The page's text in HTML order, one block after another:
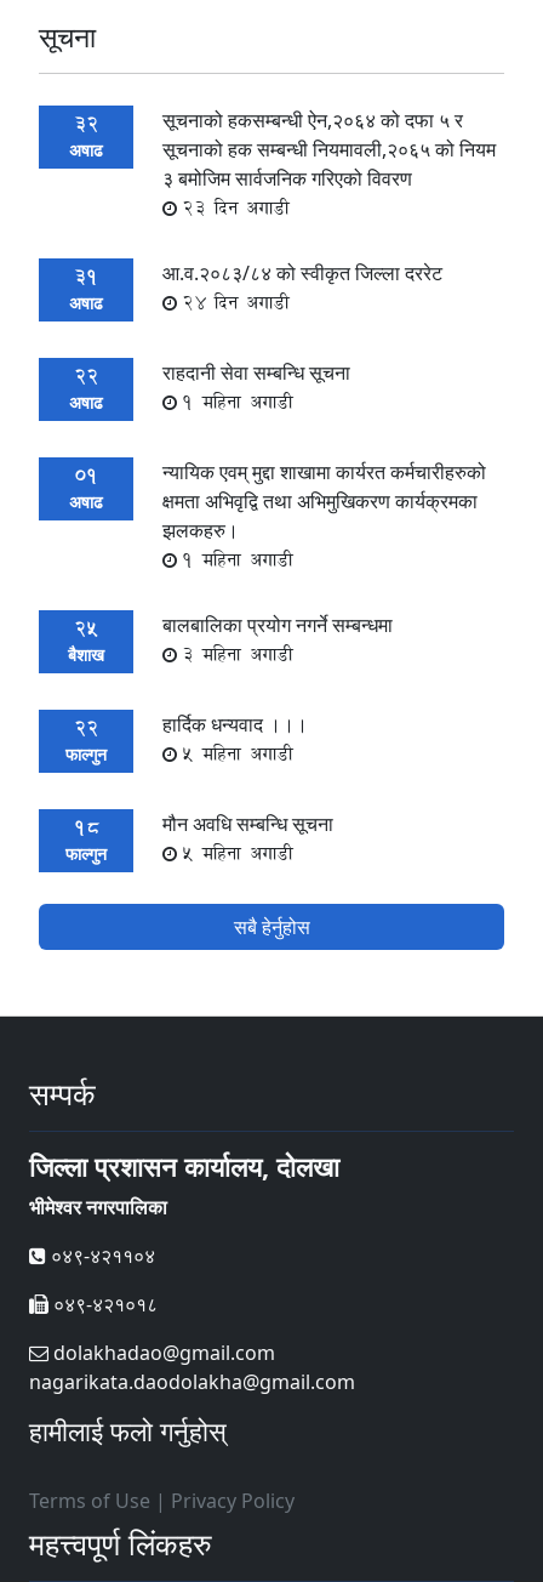
सूचना
32
अषाढ
सूचनाको हकसम्बन्धी ऐन,२०६४ को दफा ५ र
सूचनाको हक सम्बन्धी नियमावली,२०६५ को नियम
३ बमोजिम सार्वजनिक गरिएको विवरण
23 दिन अगाडी
31
अषाढ
आ.व.२०८३/८४ को स्वीकृत जिल्ला दररेट
24 दिन अगाडी
22
अषाढ
राहदानी सेवा सम्बन्धि सूचना
1 महिना अगाडी
01
अषाढ
न्यायिक एवम् मुद्दा शाखामा कार्यरत कर्मचारीहरुको
क्षमता अभिवृद्वि तथा अभिमुखिकरण कार्यक्रमका
झलकहरु।
1 महिना अगाडी
25
बैशाख
बालबालिका प्रयोग नगर्ने सम्बन्धमा
3 महिना अगाडी
22
फाल्गुन
हार्दिक धन्यवाद ।।।
5 महिना अगाडी
18
फाल्गुन
मौन अवधि सम्बन्धि सूचना
5 महिना अगाडी
सबै हेर्नुहोस
सम्पर्क
जिल्ला प्रशासन कार्यालय, दोलखा
भीमेश्वर नगरपालिका
०४९-४२११०४
०४९-४२१०१८
dolakhadao@gmail.com
nagarikata.daodolakha@gmail.com
हामीलाई फलो गर्नुहोस्
Terms of Use | Privacy Policy
महत्त्वपूर्ण लिंकहरु